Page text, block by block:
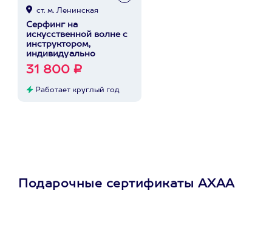
ст. м. Ленинская
Серфинг на
искусственной волне с
инструктором,
индивидуально
31 800 ₽
Работает круглый год
Подарочные сертификаты АХАА